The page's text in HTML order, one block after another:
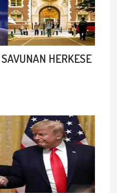
HERKESE